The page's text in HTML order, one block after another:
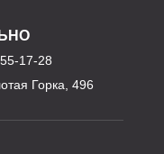
17-28
Горка, 496